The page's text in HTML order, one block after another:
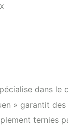
dans
» garantit
ternies